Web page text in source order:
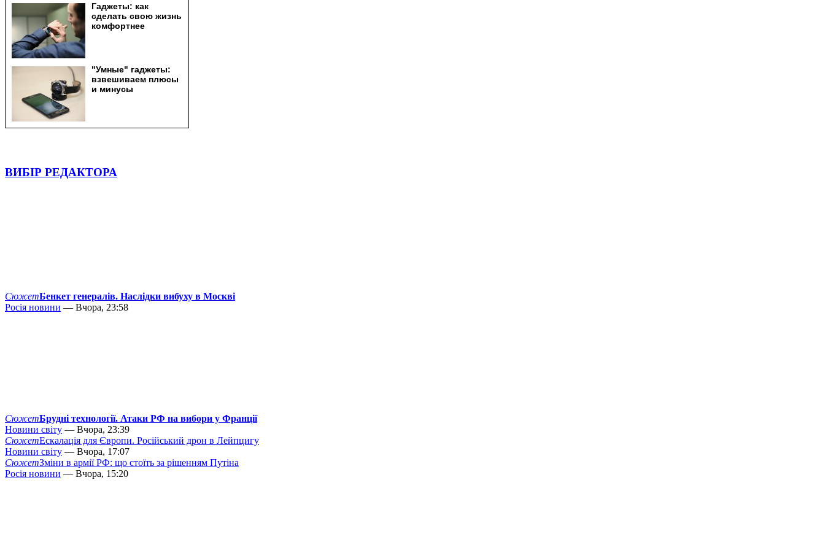
ВИБІР РЕДАКТОРА
СюжетБенкет генералів. Наслідки вибуху в Москві
Росія новини — Вчора, 23:58
СюжетБрудні технології. Атаки РФ на вибори у Франції
Новини світу — Вчора, 23:39
СюжетЕскалація для Європи. Російський дрон в Лейпцигу
Новини світу — Вчора, 17:07
СюжетЗміни в армії РФ: що стоїть за рішенням Путіна
Росія новини — Вчора, 15:20